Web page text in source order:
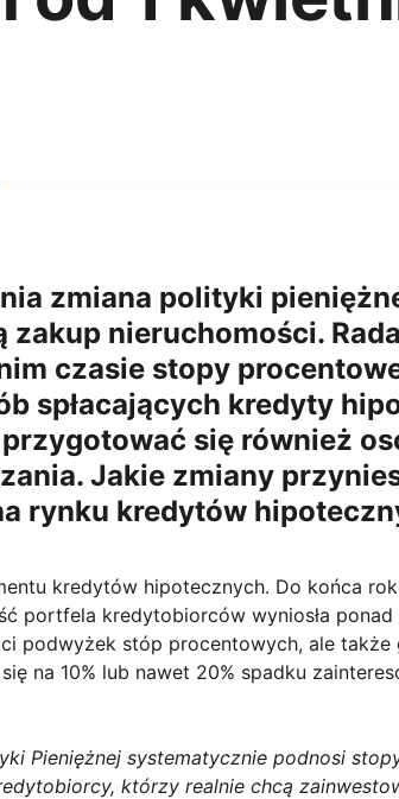
zmiana polityki
nieruchomości.
czasie stopy
spłacających kredyty
się również
Jakie zmiany
rynku kredytów
kredytów hipotecznych. Do końca
portfela kredytobiorców wyniosła
podwyżek stóp procentowych, ale także
na 10% lub nawet 20% spadku
Pieniężnej systematycznie podnosi
którzy realnie chcą